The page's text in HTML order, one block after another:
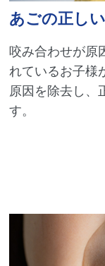
あごの正し
咬み合わせが原
れているお子様
原因を除去し、
す。